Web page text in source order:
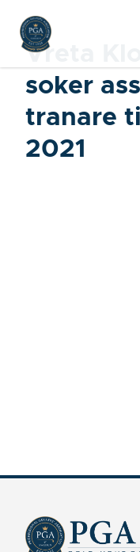
Vreta
soker
tranare
2021